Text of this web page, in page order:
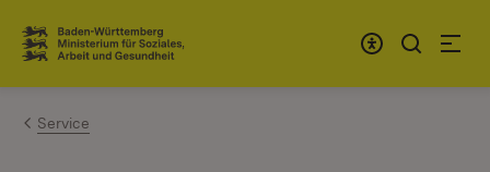
Zum Inhalt springen
Link zur Startseite
Service